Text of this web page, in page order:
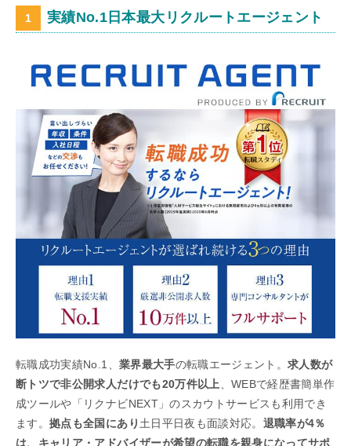
実績No.1日本最大リクルートエージェント
転職成功実績No.1、 業界最大手の転職エージェント。求人数が
断トツで非公開求人だけでも20万件以上
、WEBで経歴書簡単作
成ツールや「リクナビNEXT」のスカウトサービスも利用でき
ます。拠点も全国にあり 土日平日夜も面談対応。 退職率が4％
は、キャリア・アドバイザーが希望の転職を親身になってサポ